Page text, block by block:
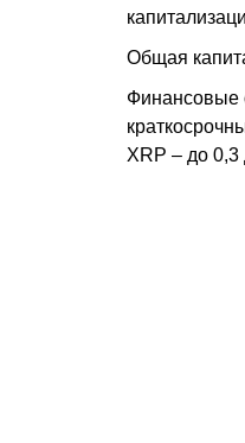
Общая
Финансовые
XRP – до